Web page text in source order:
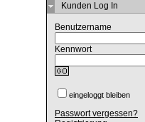
Kunden Log In
Benutzername
Kennwort
eingeloggt bleiben
Passwort vergessen?